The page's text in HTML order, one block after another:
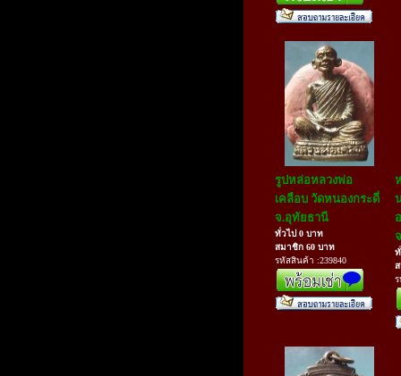
รูปหล่อหลวงพ่อ
เคลือบ วัดหนองกระดี่
จ.อุทัยธานี
ทั่วไป 0 บาท
สมาชิก 60 บาท
รหัสสินค้า :239840